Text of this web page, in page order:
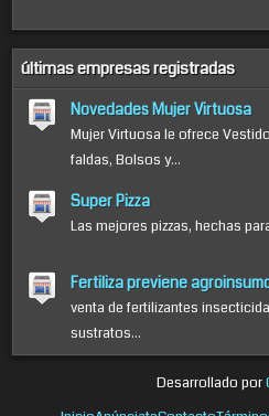
últimas empresas registradas
Novedades Mujer Virtuosa
Mujer Virtuosa le ofrece
faldas, Bolsos y...
Super Pizza
Las mejores pizzas, hechas
Fertiliza previene
venta de fertilizantes
sustratos...
Desarrollado por